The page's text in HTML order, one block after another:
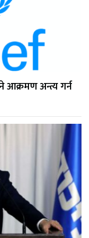
आक्रमण अन्त्य गर्न